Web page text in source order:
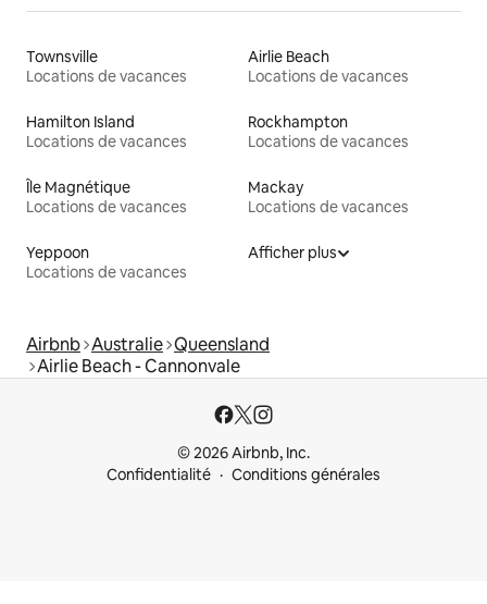
Townsville
Locations de vacances
Airlie Beach
Locations de vacances
Hamilton Island
Locations de vacances
Rockhampton
Locations de vacances
Île Magnétique
Locations de vacances
Mackay
Locations de vacances
Yeppoon
Locations de vacances
Afficher plus
Airbnb Australie Queensland
Airlie Beach - Cannonvale
© 2026 Airbnb, Inc.
Confidentialité
Conditions générales